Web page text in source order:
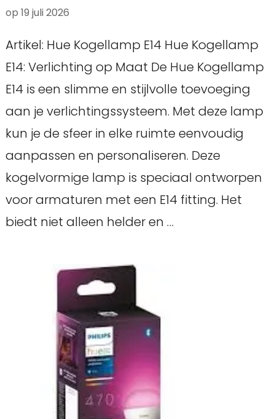
op 19 juli 2026
Artikel: Hue Kogellamp E14 Hue Kogellamp
E14: Verlichting op Maat De Hue Kogellamp
E14 is een slimme en stijlvolle toevoeging
aan je verlichtingssysteem. Met deze lamp
kun je de sfeer in elke ruimte eenvoudig
aanpassen en personaliseren. Deze
kogelvormige lamp is speciaal ontworpen
voor armaturen met een E14 fitting. Het
biedt niet alleen helder en …